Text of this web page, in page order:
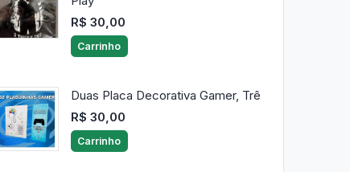
R$ 30,00
Carrinho
Duas Placa Decorativa Gamer, Trê
R$ 30,00
Carrinho